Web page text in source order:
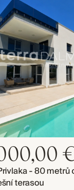
- 80 metrů
terasou